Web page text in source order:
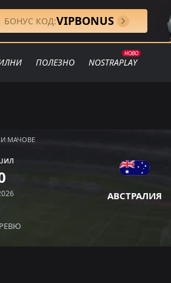
БОНУС КОД:VIPBONUS
ПОЛЕЗНО NOSTRAPLAY
МАЧОВЕ
АВСТРАЛИЯ